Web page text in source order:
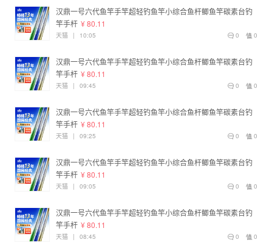
汉鼎一号六代鱼竿手竿超轻钓鱼竿小综合鱼杆鲫鱼竿碳素台钓
竿手杆 ¥ 80.11
0
0
天猫 | 10:05
汉鼎一号六代鱼竿手竿超轻钓鱼竿小综合鱼杆鲫鱼竿碳素台钓
竿手杆 ¥ 80.11
0
0
天猫 | 09:45
汉鼎一号六代鱼竿手竿超轻钓鱼竿小综合鱼杆鲫鱼竿碳素台钓
竿手杆 ¥ 80.11
0
0
天猫 | 09:25
汉鼎一号六代鱼竿手竿超轻钓鱼竿小综合鱼杆鲫鱼竿碳素台钓
竿手杆 ¥ 80.11
0
0
天猫 | 09:05
汉鼎一号六代鱼竿手竿超轻钓鱼竿小综合鱼杆鲫鱼竿碳素台钓
竿手杆 ¥ 80.11
0
0
天猫 | 08:45